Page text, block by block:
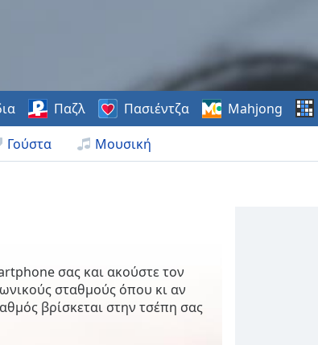
Γούστα Μουσική
Παζλ Πασιέντζα Mahjong
σας και ακούστε τον
σταθμούς όπου κι αν
βρίσκεται στην τσέπη σας